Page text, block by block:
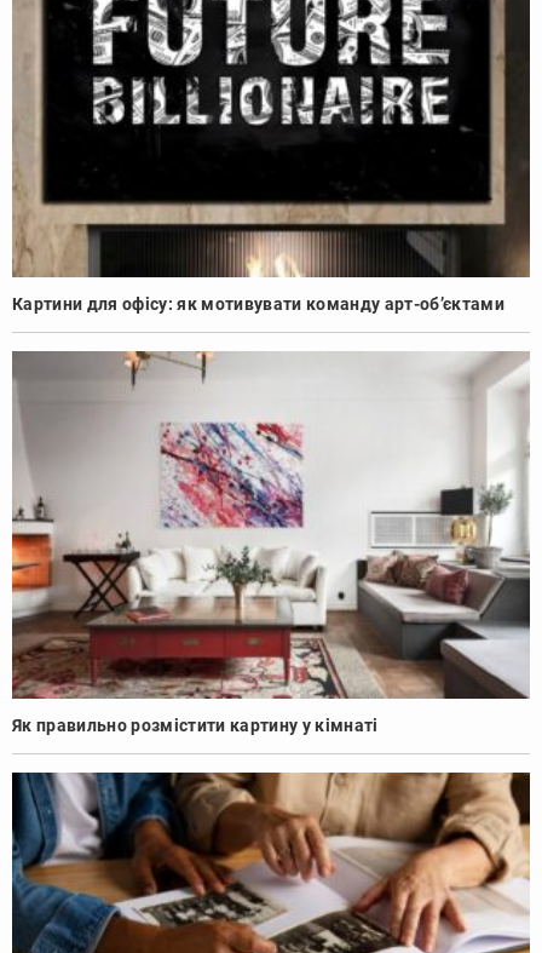
Картини для офісу: як мотивувати команду арт-об’єктами
Як правильно розмістити картину у кімнаті